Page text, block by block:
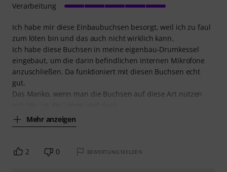
Ich habe mir diese Einbaubuchsen besorgt, weil ich zu faul
zum löten bin und das auch nicht wirklich kann.
Ich habe diese Buchsen in meine eigenbau-Drumkessel
eingebaut, um die darin befindlichen Internen Mikrofone
anzuschließen. Da funktioniert mit diesen Buchsen echt
gut.
Das Manko, wenn man die Buchsen auf diese Art nutzen
Mehr anzeigen
Verarbeitung
2 0 BEWERTUNG MELDEN